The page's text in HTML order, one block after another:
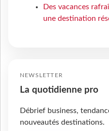
Des vacances
une destination
NEWSLETTER
La quotidienne pro
Débrief business,
nouveautés destinations.